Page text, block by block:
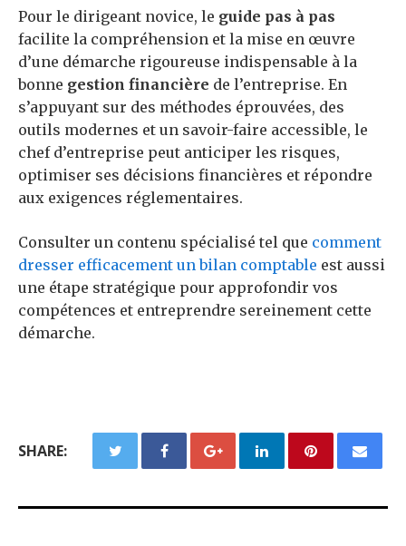
Pour le dirigeant novice, le guide pas à pas
facilite la compréhension et la mise en œuvre
d’une démarche rigoureuse indispensable à la
bonne gestion financière de l’entreprise. En
s’appuyant sur des méthodes éprouvées, des
outils modernes et un savoir-faire accessible, le
chef d’entreprise peut anticiper les risques,
optimiser ses décisions financières et répondre
aux exigences réglementaires.
Consulter un contenu spécialisé tel que comment
dresser efficacement un bilan comptable est aussi
une étape stratégique pour approfondir vos
compétences et entreprendre sereinement cette
démarche.
SHARE: